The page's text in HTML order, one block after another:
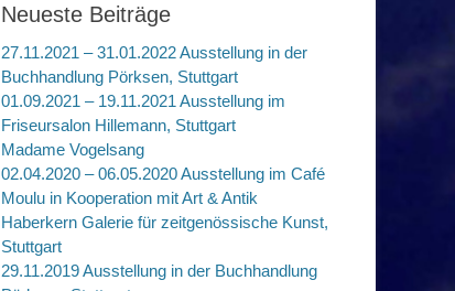
Neueste Beiträge
27.11.2021 – 31.01.2022 Ausstellung in der
Buchhandlung Pörksen, Stuttgart
01.09.2021 – 19.11.2021 Ausstellung im
Friseursalon Hillemann, Stuttgart
Madame Vogelsang
02.04.2020 – 06.05.2020 Ausstellung im Café
Moulu in Kooperation mit Art & Antik
Haberkern Galerie für zeitgenössische Kunst,
Stuttgart
29.11.2019 Ausstellung in der Buchhandlung